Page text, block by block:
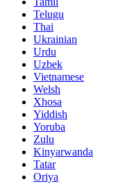
Telugu
Thai
Ukrainian
Urdu
Uzbek
Vietnamese
Welsh
Xhosa
Yiddish
Yoruba
Zulu
Kinyarwanda
Tatar
Oriya